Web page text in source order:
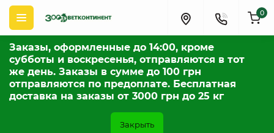
Заказы, оформленные до 14:00, кроме
субботы и воскресенья, отправляются в тот
же день. Заказы в сумме до 100 грн
отправляются по предоплате. Бесплатная
доставка на заказы от 3000 грн до 25 кг
Закрыть
0